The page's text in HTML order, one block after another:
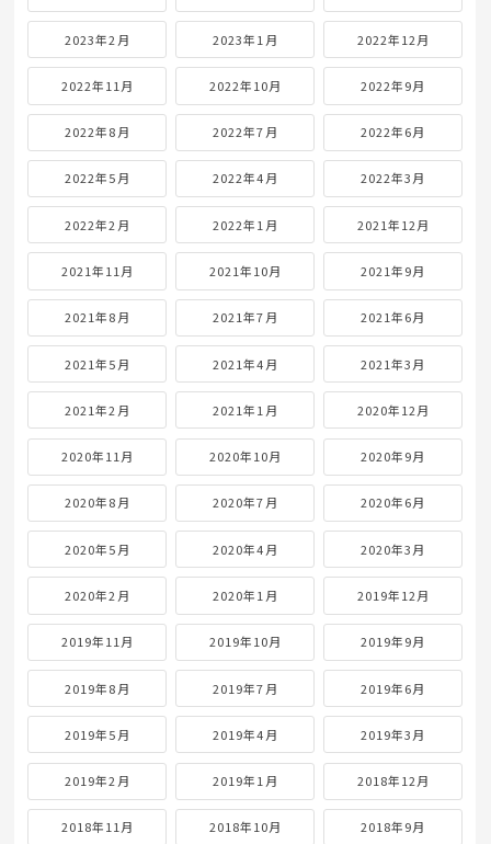
2023年2月 2023年1月 2022年12月
2022年11月 2022年10月 2022年9月
2022年8月 2022年7月 2022年6月
2022年5月 2022年4月 2022年3月
2022年2月 2022年1月 2021年12月
2021年11月 2021年10月 2021年9月
2021年8月 2021年7月 2021年6月
2021年5月 2021年4月 2021年3月
2021年2月 2021年1月 2020年12月
2020年11月 2020年10月 2020年9月
2020年8月 2020年7月 2020年6月
2020年5月 2020年4月 2020年3月
2020年2月 2020年1月 2019年12月
2019年11月 2019年10月 2019年9月
2019年8月 2019年7月 2019年6月
2019年5月 2019年4月 2019年3月
2019年2月 2019年1月 2018年12月
2018年11月 2018年10月 2018年9月